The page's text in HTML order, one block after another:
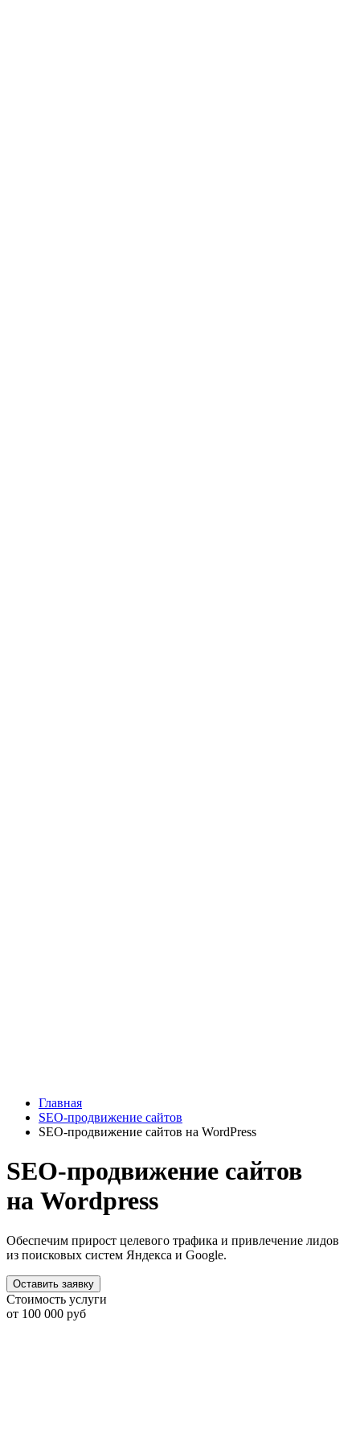
Главная
SEO-продвижение сайтов
SEO-продвижение сайтов на WordPress
SEO-продвижение сайтов
на Wordpress
Обеспечим прирост целевого трафика и привлечение лидов
из поисковых систем Яндекса и Google.
Оставить заявку
Стоимость услуги
от 100 000 руб